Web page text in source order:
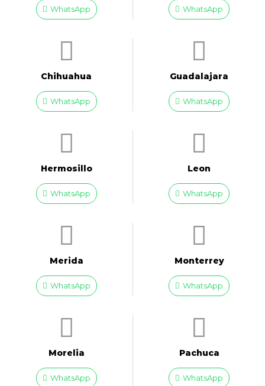
WhatsApp WhatsApp
Chihuahua
WhatsApp
Guadalajara
WhatsApp
Hermosillo
WhatsApp
Leon
WhatsApp
Merida
WhatsApp
Monterrey
WhatsApp
Morelia
WhatsApp
Pachuca
WhatsApp